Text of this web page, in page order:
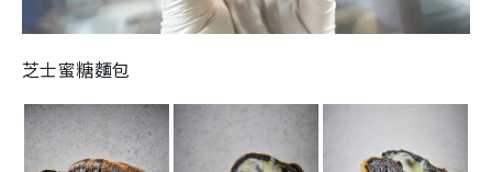
芝士蜜糖麵包